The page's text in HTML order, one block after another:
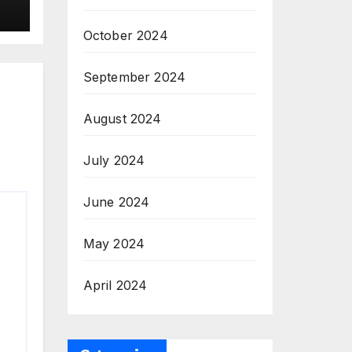
October 2024
September 2024
August 2024
July 2024
June 2024
May 2024
April 2024